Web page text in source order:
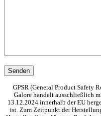
GPSR (General Product Safety
Galore handelt ausschließlich
13.12.2024 innerhalb der EU
ist. Zum Zeitpunkt der